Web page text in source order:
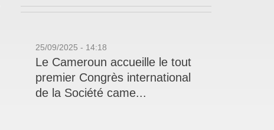
25/09/2025 - 14:18
Le Cameroun accueille le tout
premier Congrès international
de la Société came...